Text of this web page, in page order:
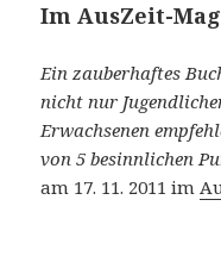
Im AusZeit-
Ein zauberhaftes
nicht nur
Erwachsenen
von 5 besinnlichen
am 17. 11. 2011 im